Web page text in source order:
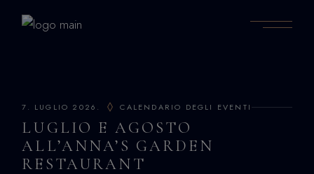
7. LUGLIO 2026. CALENDARIO DEGLI EVENTI
LUGLIO E AGOSTO
ALL’ANNA’S GARDEN
RESTAURANT